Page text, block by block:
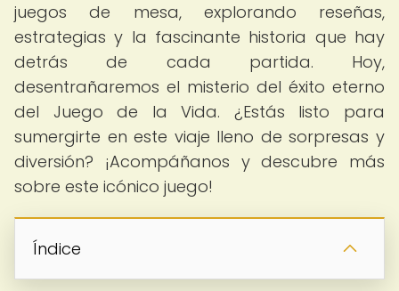
juegos de mesa, explorando reseñas,
estrategias y la fascinante historia que hay
detrás de cada partida. Hoy,
desentrañaremos el misterio del éxito eterno
del Juego de la Vida. ¿Estás listo para
sumergirte en este viaje lleno de sorpresas y
diversión? ¡Acompáñanos y descubre más
sobre este icónico juego!
Índice